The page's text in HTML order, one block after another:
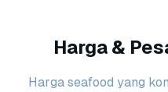
Harga &
Harga seafood yang